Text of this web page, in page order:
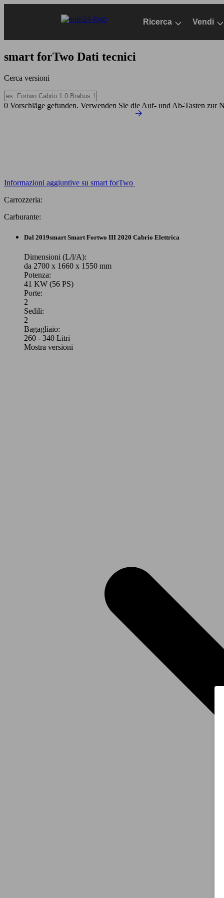
Ricerca Vendi
smart forTwo Dati tecnici
Cerca versioni
0 Vorschläge gefunden. Verwenden Sie die Auf- und Ab-Tasten zur
Informazioni aggiuntive su smart forTwo
Carrozzeria:
Carburante:
Dal 2019smart Smart Fortwo III 2020 Cabrio Elettrica
Dimensioni (L/l/A):
da 2700 x 1660 x 1550 mm
Potenza:
41 KW (56 PS)
Porte:
2
Sedili:
2
Bagagliaio:
260 - 340 Litri
Mostra versioni